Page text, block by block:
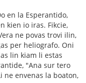
en la Esperantido,
kien io iras. Fikcie,
ne povas trovi ilin,
per heliografo. Oni
lin kiam li estas
"Ana sur tero
envenas la boaton,